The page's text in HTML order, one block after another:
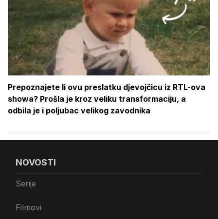
Prepoznajete li ovu preslatku djevojčicu iz RTL-ova
showa? Prošla je kroz veliku transformaciju, a
odbila je i poljubac velikog zavodnika
NOVOSTI
Serije
Filmovi